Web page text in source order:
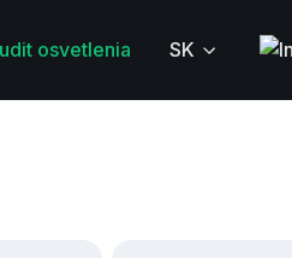
osvetlenia SK